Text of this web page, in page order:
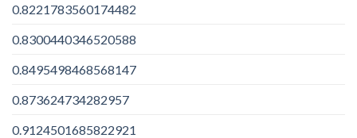
0.8221783560174482
0.8300440346520588
0.8495498468568147
0.873624734282957
0.9124501685822921